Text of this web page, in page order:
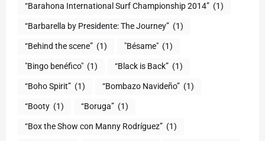
“Barahona International Surf Championship 2014” (1)
“Barbarella by Presidente: The Journey” (1)
“Behind the scene” (1) "Bésame" (1)
"Bingo benéfico" (1) “Black is Back” (1)
“Boho Spirit” (1) “Bombazo Navideño” (1)
“Booty (1) “Boruga” (1)
“Box the Show con Manny Rodríguez” (1)